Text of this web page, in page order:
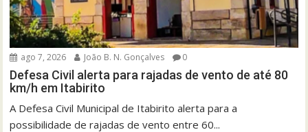
ago 7, 2026 João B. N. Gonçalves 0
Defesa Civil alerta para rajadas de vento de até 80
km/h em Itabirito
A Defesa Civil Municipal de Itabirito alerta para a
possibilidade de rajadas de vento entre 60...